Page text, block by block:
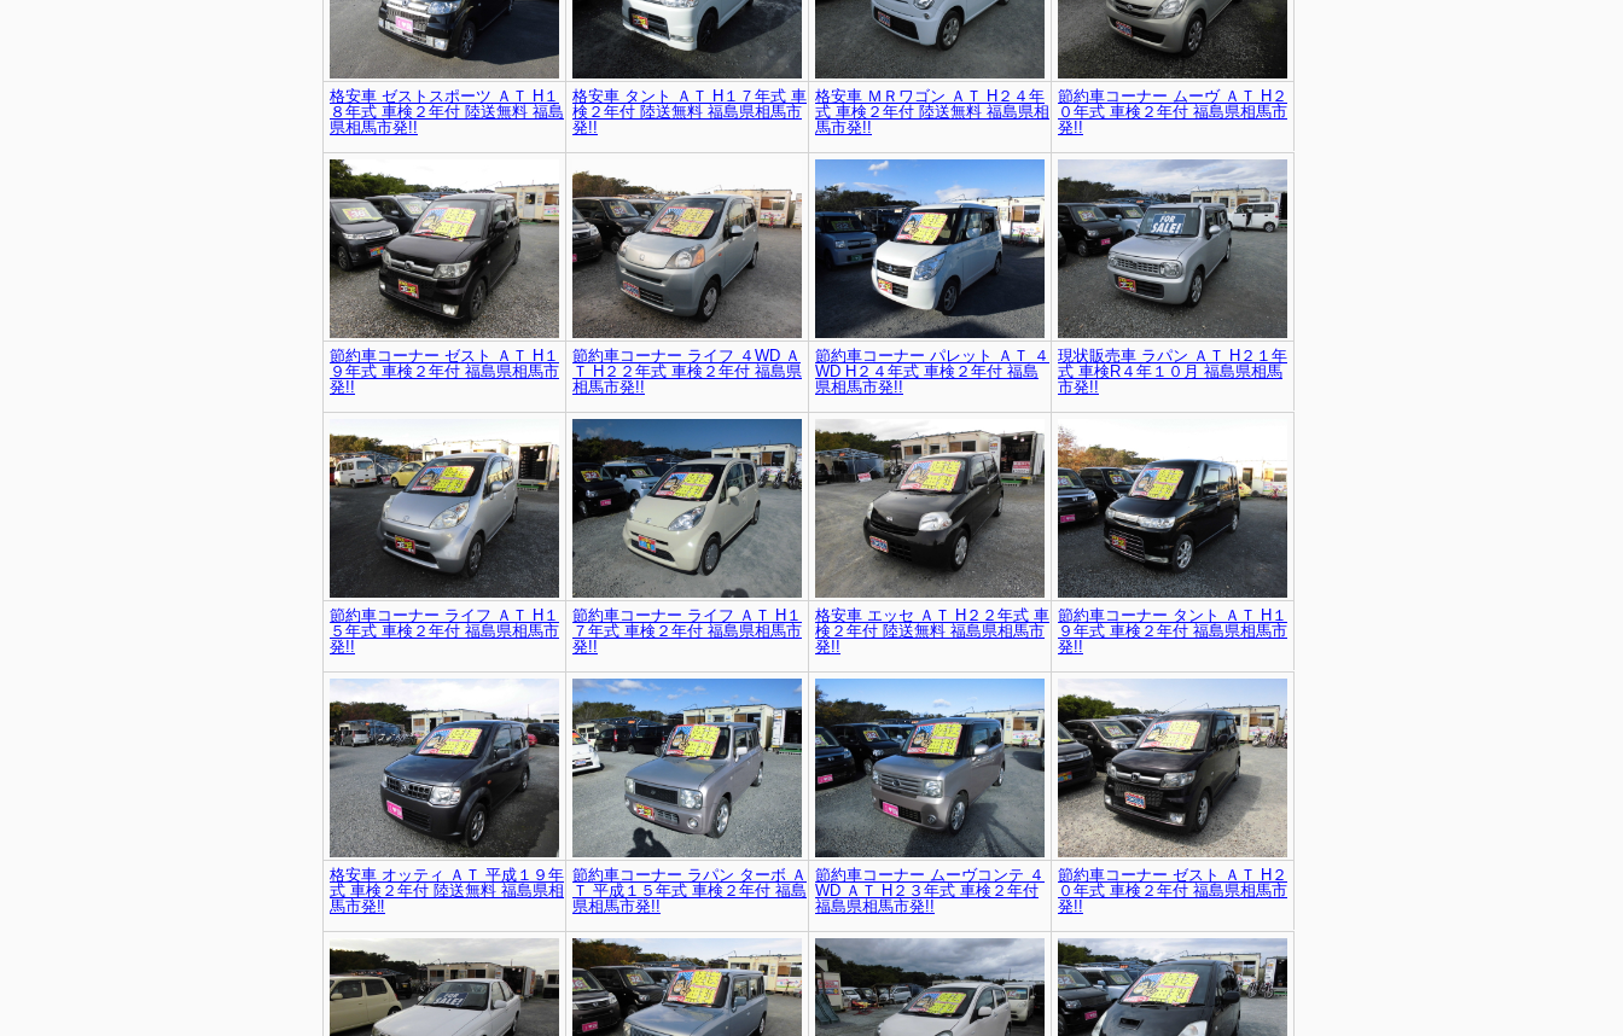
格安車 ゼストスポーツ ＡＴ H１
８年式 車検２年付 陸送無料 福島
県相馬市発!!
格安車 タント ＡＴ H１７年式 車
検２年付 陸送無料 福島県相馬市
発!!
格安車 ＭＲワゴン ＡＴ H２４年
式 車検２年付 陸送無料 福島県相
馬市発!!
節約車コーナー ムーヴ ＡＴ H２
０年式 車検２年付 福島県相馬市
発!!
節約車コーナー ゼスト ＡＴ H１
９年式 車検２年付 福島県相馬市
発!!
節約車コーナー ライフ ４WD Ａ
Ｔ H２２年式 車検２年付 福島県
相馬市発!!
節約車コーナー パレット ＡＴ ４
WD H２４年式 車検２年付 福島
県相馬市発!!
現状販売車 ラパン ＡＴ H２１年
式 車検R４年１０月 福島県相馬
市発!!
節約車コーナー ライフ ＡＴ H１
５年式 車検２年付 福島県相馬市
発!!
節約車コーナー ライフ ＡＴ H１
７年式 車検２年付 福島県相馬市
発!!
格安車 エッセ ＡＴ H２２年式 車
検２年付 陸送無料 福島県相馬市
発!!
節約車コーナー タント ＡＴ H１
９年式 車検２年付 福島県相馬市
発!!
格安車 オッティ ＡＴ 平成１９年
式 車検２年付 陸送無料 福島県相
馬市発‼
節約車コーナー ラパン ターボ Ａ
Ｔ 平成１５年式 車検２年付 福島
県相馬市発!!
節約車コーナー ムーヴコンテ ４
WD ＡＴ H２３年式 車検２年付
福島県相馬市発!!
節約車コーナー ゼスト ＡＴ H２
０年式 車検２年付 福島県相馬市
発!!